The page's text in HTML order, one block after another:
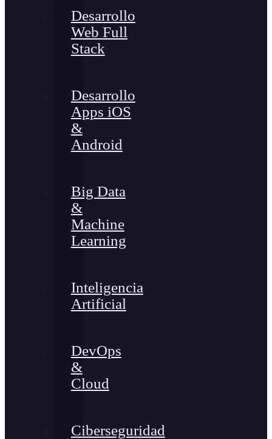
Desarrollo
Web Full
Stack
Desarrollo
Apps iOS
&
Android
Big Data
&
Machine
Learning
Inteligencia
Artificial
DevOps
&
Cloud
Ciberseguridad